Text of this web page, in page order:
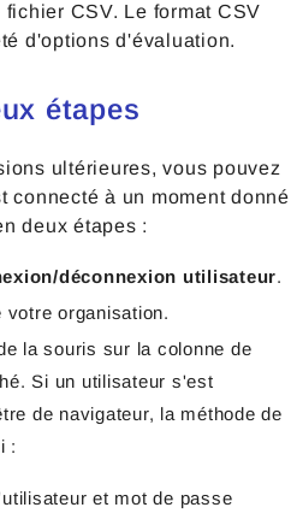
CSV. Le format CSV
d'options d'évaluation.
étapes
ultérieures, vous pouvez
connecté à un moment donné
deux étapes :
déconnexion utilisateur.
organisation.
la souris sur la colonne de
Si un utilisateur s'est
de navigateur, la méthode de
:
et mot de passe